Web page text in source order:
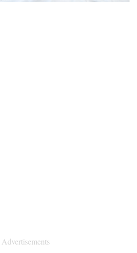
Advertisements